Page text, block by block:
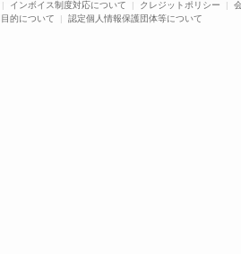
| インボイス制度対応について | クレジットポリシー |
的について | 認定個人情報保護団体等について